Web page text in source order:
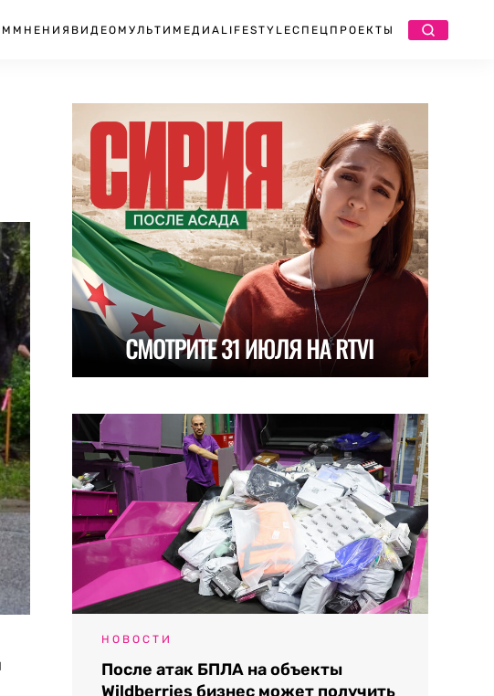
МНЕНИЯ ВИДЕО МУЛЬТИМЕДИА LIFESTYLEСПЕЦПРОЕКТЫ
НОВОСТИ
После атак БПЛА на объекты
Wildberries бизнес может получить